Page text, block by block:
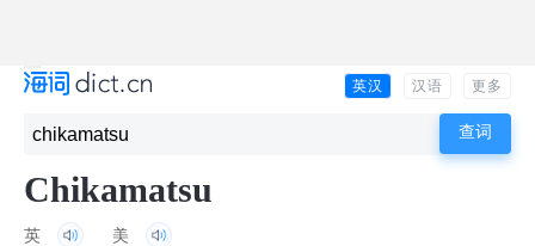
英汉 汉语 更多
Chikamatsu
英 美